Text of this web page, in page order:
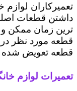
تعمیرکاران لوازم
داشتن قطعات
ترین زمان ممکن و
قطعه مورد نظر در
قطعه تعویض شده
تعمیرات لوازم